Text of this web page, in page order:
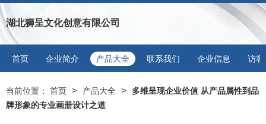
湖北狮呈文化创意有限公司
首页 企业简介 产品大全 联系我们 企业信息 访客
当前位置： 首页 > 产品大全 >
多维呈现企业价值 从产品属性到品
牌形象的专业画册设计之道